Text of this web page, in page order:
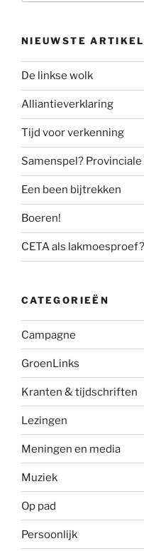
NIEUWSTE
De linkse wolk
Alliantieverklaring
Tijd voor verkenning
Samenspel?
Een been bijtrekken
Boeren!
CETA als lakmoesproef?
CATEGORIEËN
Campagne
GroenLinks
Kranten & tijdschriften
Lezingen
Meningen en media
Muziek
Op pad
Persoonlijk